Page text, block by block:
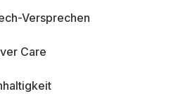
Versprechen
Care